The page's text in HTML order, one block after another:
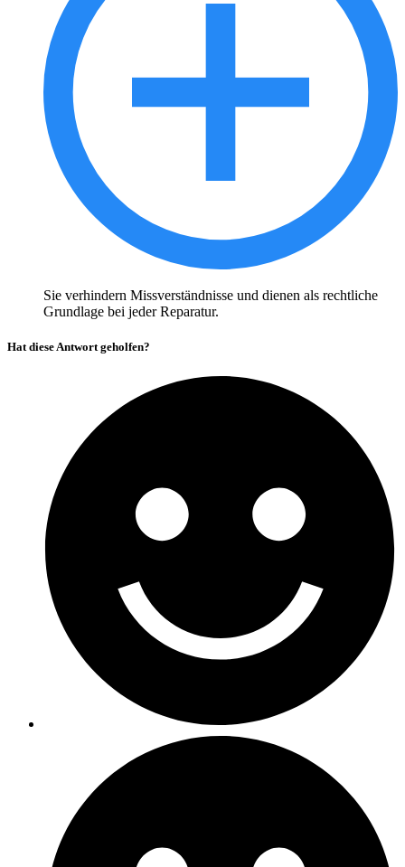
Sie verhindern Missverständnisse und dienen als rechtliche
Grundlage bei jeder Reparatur.
Hat diese Antwort geholfen?